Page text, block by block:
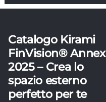
Catalogo Kirami
FinVision® Annex
2025 – Crea lo
spazio esterno
perfetto per te